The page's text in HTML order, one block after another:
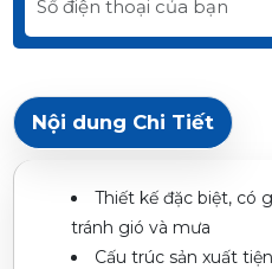
Nội dung Chi Tiết
Thiết kế đặc biệt, có
tránh gió và mưa
Cấu trúc sản xuất